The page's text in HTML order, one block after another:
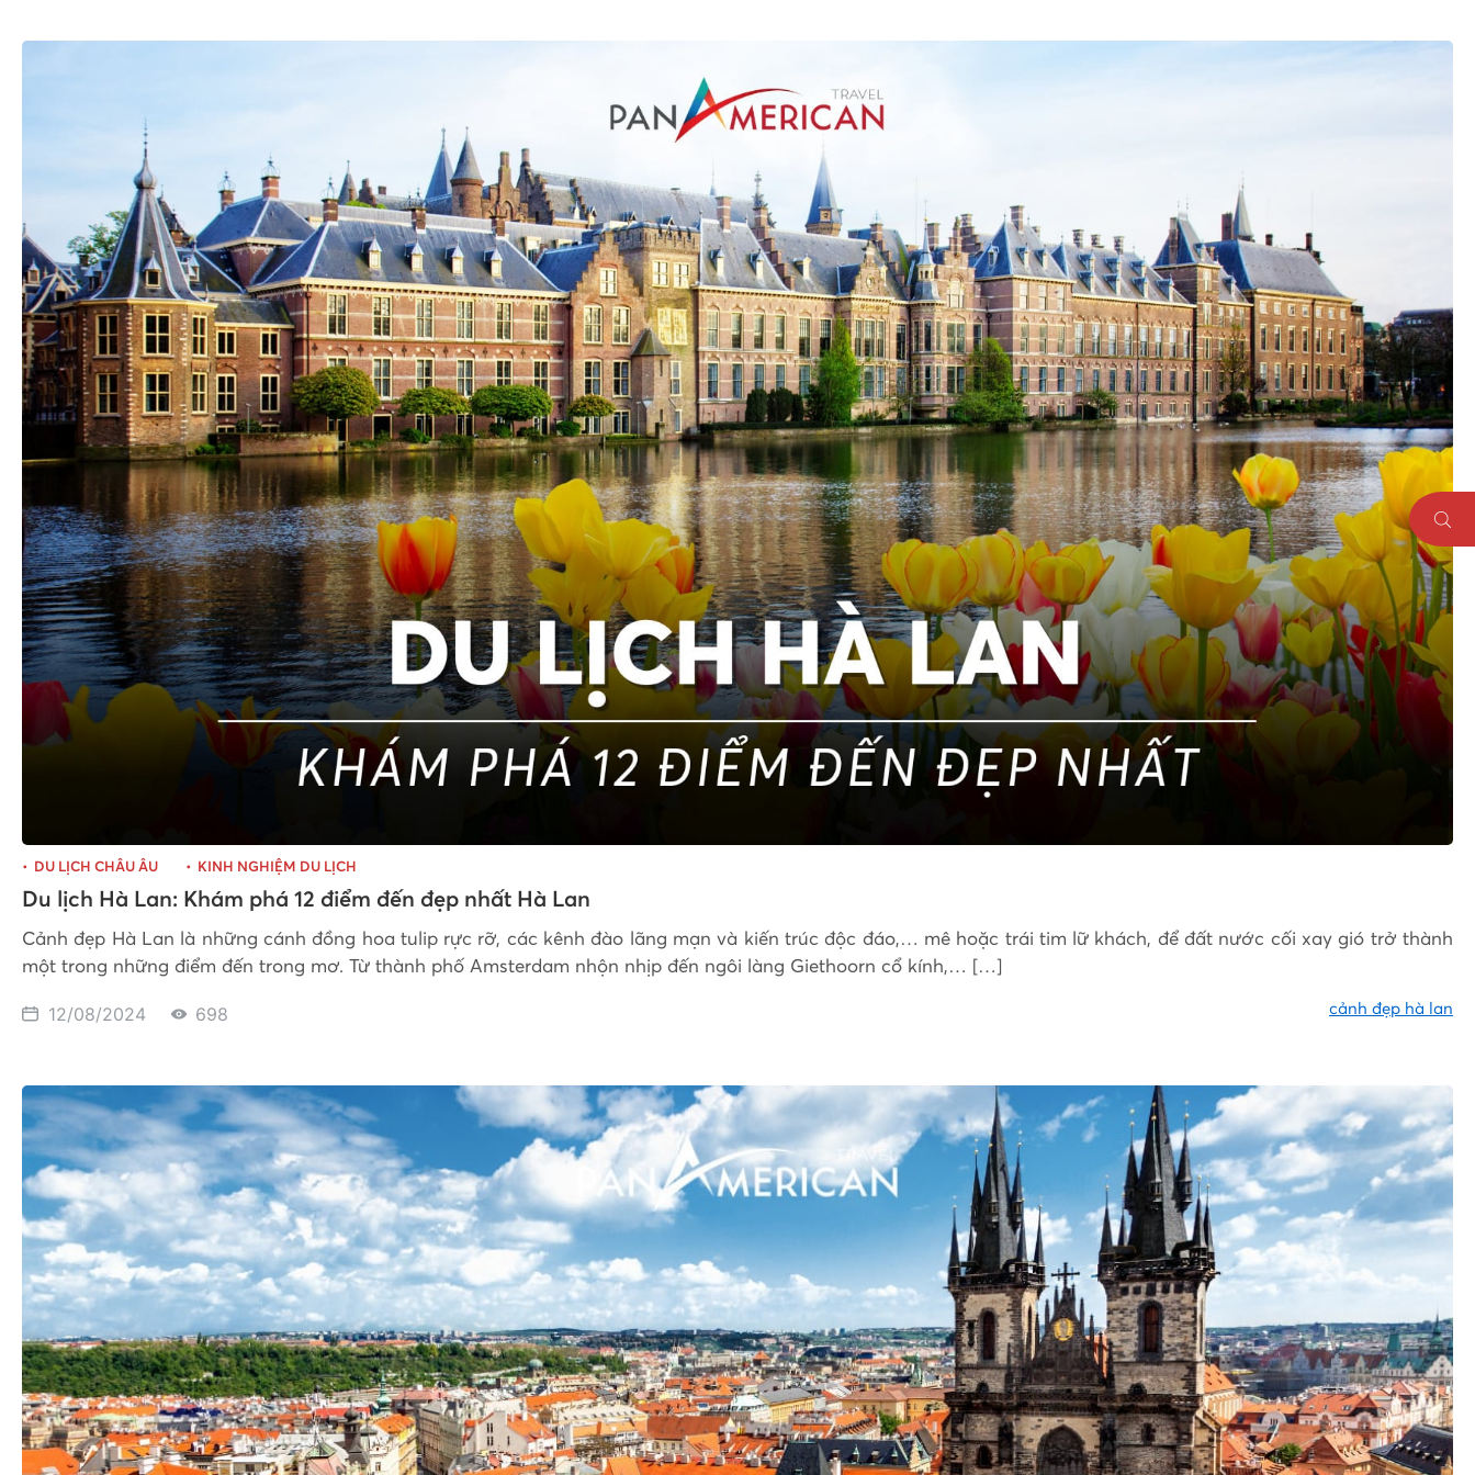
DU LỊCH CHÂU ÂU KINH NGHIỆM DU LỊCH
Du lịch Hà Lan: Khám phá 12 điểm đến đẹp nhất Hà Lan
Cảnh đẹp Hà Lan là những cánh đồng hoa tulip rực rỡ, các kênh đào lãng mạn và kiến trúc độc đáo,… mê hoặc trái tim lữ khách, để đất nước cối xay gió trở thành
một trong những điểm đến trong mơ. Từ thành phố Amsterdam nhộn nhịp đến ngôi làng Giethoorn cổ kính,… […]
12/08/2024 698 cảnh đẹp hà lan